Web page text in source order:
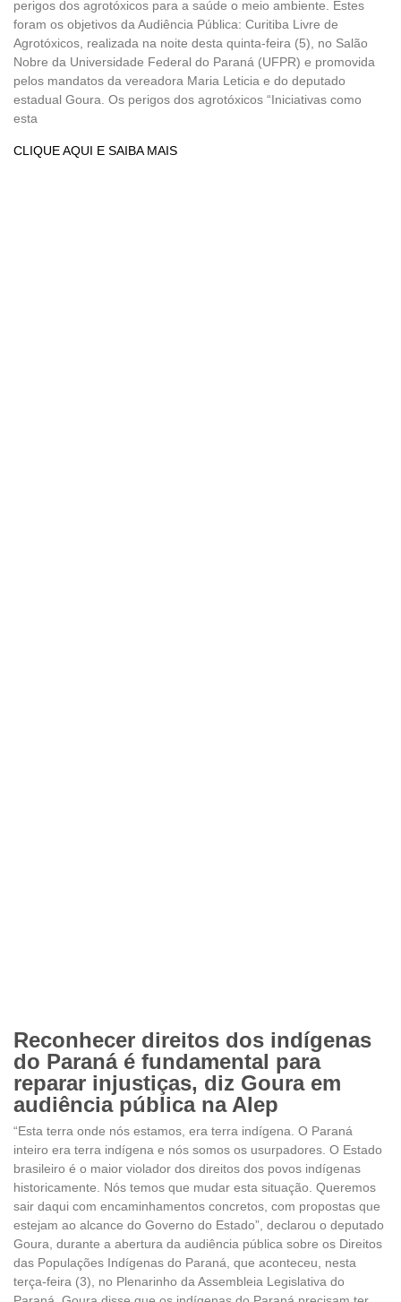
perigos dos agrotóxicos para a saúde o meio ambiente. Estes
foram os objetivos da Audiência Pública: Curitiba Livre de
Agrotóxicos, realizada na noite desta quinta-feira (5), no Salão
Nobre da Universidade Federal do Paraná (UFPR) e promovida
pelos mandatos da vereadora Maria Leticia e do deputado
estadual Goura. Os perigos dos agrotóxicos “Iniciativas como
esta
CLIQUE AQUI E SAIBA MAIS
Reconhecer direitos dos indígenas
do Paraná é fundamental para
reparar injustiças, diz Goura em
audiência pública na Alep
“Esta terra onde nós estamos, era terra indígena. O Paraná
inteiro era terra indígena e nós somos os usurpadores. O Estado
brasileiro é o maior violador dos direitos dos povos indígenas
historicamente. Nós temos que mudar esta situação. Queremos
sair daqui com encaminhamentos concretos, com propostas que
estejam ao alcance do Governo do Estado”, declarou o deputado
Goura, durante a abertura da audiência pública sobre os Direitos
das Populações Indígenas do Paraná, que aconteceu, nesta
terça-feira (3), no Plenarinho da Assembleia Legislativa do